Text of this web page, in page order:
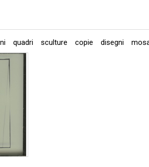
quadri sculture copie disegni